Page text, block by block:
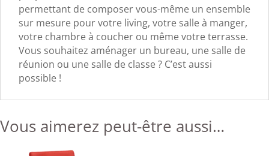
permettant de composer vous-même un ensemble
sur mesure pour votre living, votre salle à manger,
votre chambre à coucher ou même votre terrasse.
Vous souhaitez aménager un bureau, une salle de
réunion ou une salle de classe ? C’est aussi
possible !
Vous aimerez peut-être aussi…